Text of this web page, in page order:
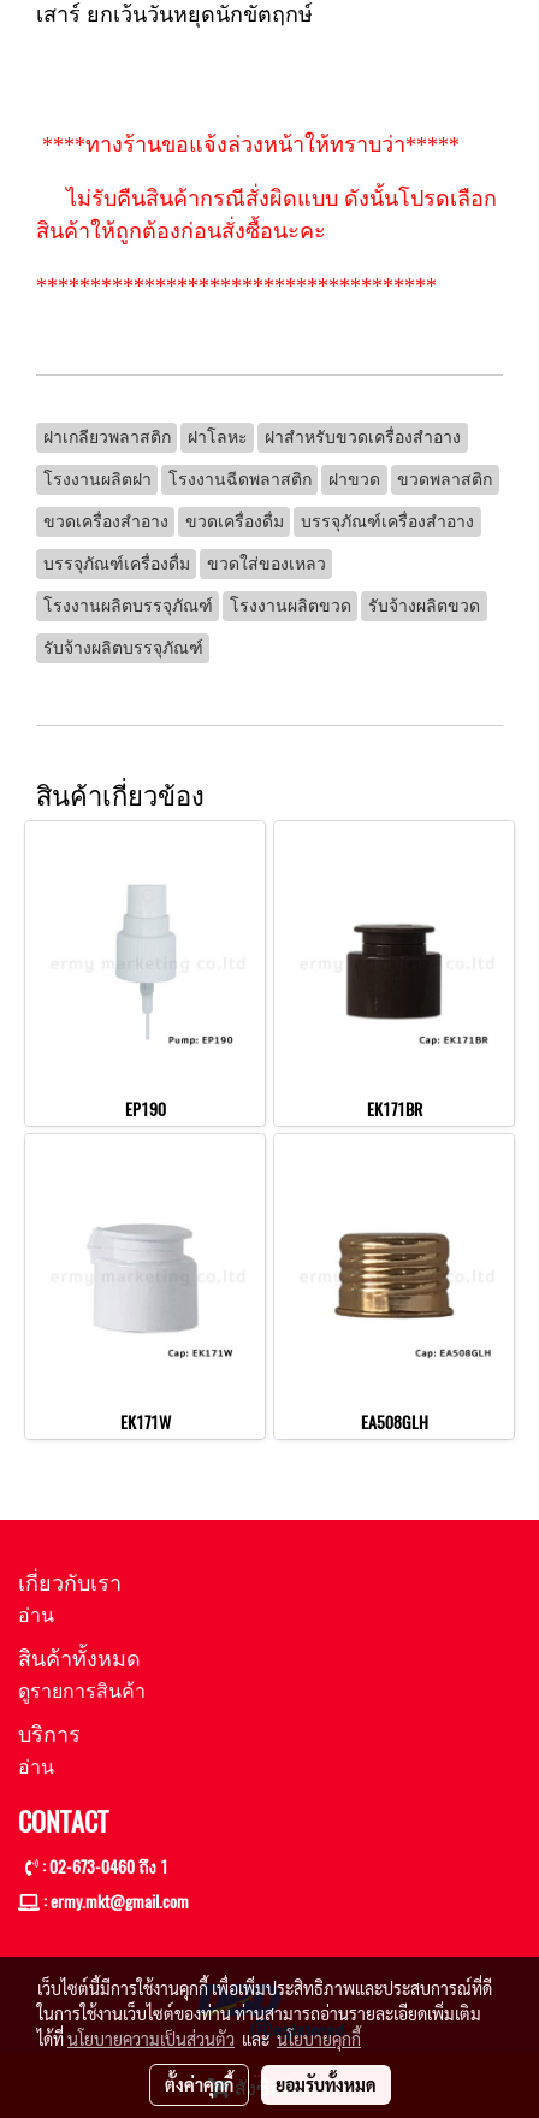
สั่งซื้อสินค้า
เสาร์ ยกเว้นวันหยุดนักขัตฤกษ์
****ทางร้านขอแจ้งล่วงหน้าให้ทราบว่า*****
ไม่รับคืนสินค้ากรณีสั่งผิดแบบ ดังนั้นโปรดเลือก
สินค้าให้ถูกต้องก่อนสั่งซื้อนะคะ
*************************************
ฝาเกลียวพลาสติก ฝาโลหะ ฝาสำหรับขวดเครื่องสำอาง
โรงงานผลิตฝา โรงงานฉีดพลาสติก ฝาขวด ขวดพลาสติก
ขวดเครื่องสำอาง ขวดเครื่องดื่ม บรรจุภัณฑ์เครื่องสำอาง
บรรจุภัณฑ์เครื่องดื่ม ขวดใส่ของเหลว
โรงงานผลิตบรรจุภัณฑ์ โรงงานผลิตขวด รับจ้างผลิตขวด
รับจ้างผลิตบรรจุภัณฑ์
สินค้าเกี่ยวข้อง
EP190 EK171BR
EK171W EA508GLH
เกี่ยวกับเรา
อ่าน
สินค้าทั้งหมด
ดูรายการสินค้า
บริการ
อ่าน
CONTACT
: 02-673-0460 ถึง 1
: ermy.mkt@gmail.com
© Copyright 2020 All right reserved
เว็บไซต์นี้มีการใช้งานคุกกี้ เพื่อเพิ่มประสิทธิภาพและประสบการณ์ที่ดี
ในการใช้งานเว็บไซต์ของท่าน ท่านสามารถอ่านรายละเอียดเพิ่มเติม
ได้ที่นโยบายความเป็นส่วนตัว และนโยบายคุกกี้
ตั้งค่าคุกกี้ ยอมรับทั้งหมด